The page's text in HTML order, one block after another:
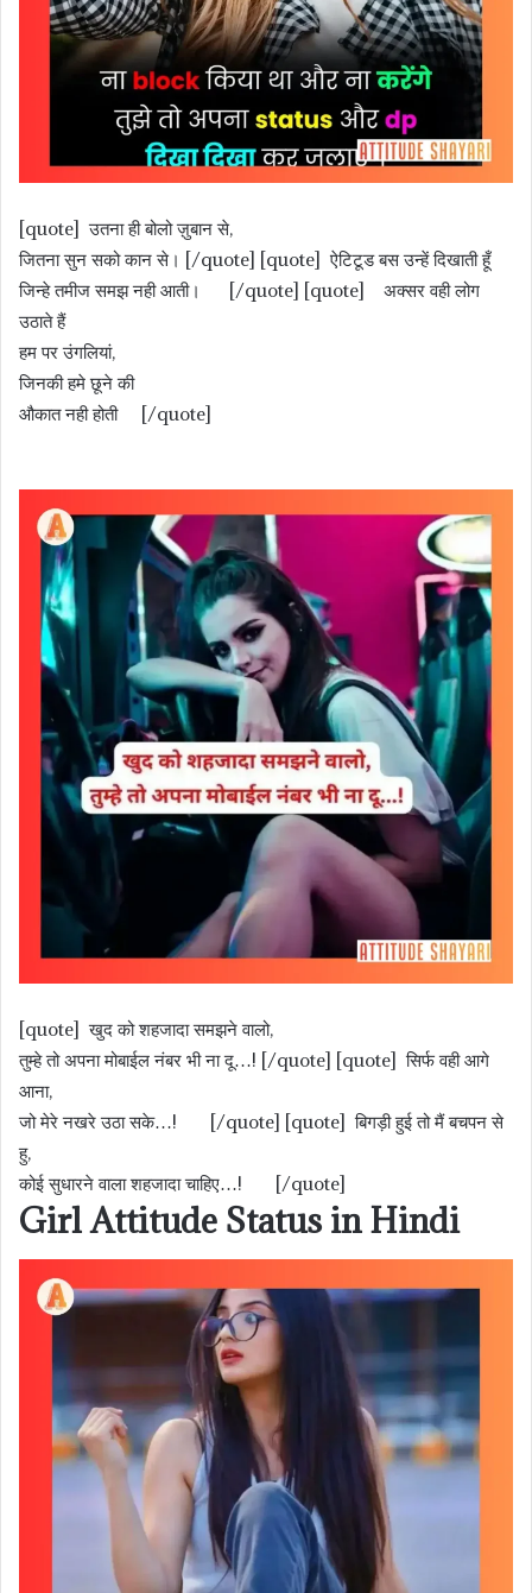
[quote] उतना ही बोलो ज़ुबान से,
जितना सुन सको कान से। [/quote] [quote] ऐटिटूड बस उन्हें दिखाती हूँ
जिन्हे तमीज समझ नही आती। [/quote] [quote] अक्सर वही लोग
उठाते हैं
हम पर उंगलियां,
जिनकी हमे छूने की
औकात नही होती [/quote]
[quote] खुद को शहजादा समझने वालो,
तुम्हे तो अपना मोबाईल नंबर भी ना दू…! [/quote] [quote] सिर्फ वही आगे
आना,
जो मेरे नखरे उठा सके…! [/quote] [quote] बिगड़ी हुई तो मैं बचपन से
हु,
कोई सुधारने वाला शहजादा चाहिए…! [/quote]
Girl Attitude Status in Hindi